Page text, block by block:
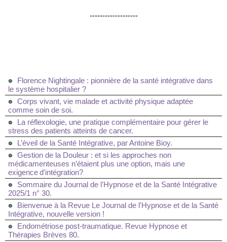
-------------------
Florence Nightingale : pionnière de la santé intégrative dans
le système hospitalier ?
Corps vivant, vie malade et activité physique adaptée
comme soin de soi.
La réflexologie, une pratique complémentaire pour gérer le
stress des patients atteints de cancer.
L’éveil de la Santé Intégrative, par Antoine Bioy.
Gestion de la Douleur : et si les approches non
médicamenteuses n’étaient plus une option, mais une
exigence d'intégration?
Sommaire du Journal de l'Hypnose et de la Santé Intégrative
2025/1 n° 30.
Bienvenue à la Revue Le Journal de l'Hypnose et de la Santé
Intégrative, nouvelle version !
Endométriose post-traumatique. Revue Hypnose et
Thérapies Brèves 80.